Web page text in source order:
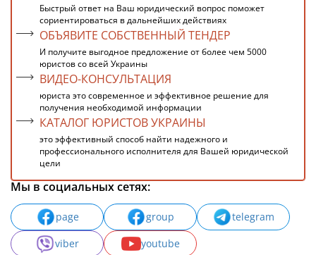
Быстрый ответ на Ваш юридический вопрос поможет
сориентироваться в дальнейших действиях
ОБЪЯВИТЕ СОБСТВЕННЫЙ ТЕНДЕР
И получите выгодное предложение от более чем 5000
юристов со всей Украины
ВИДЕО-КОНСУЛЬТАЦИЯ
юриста это современное и эффективное решение для
получения необходимой информации
КАТАЛОГ ЮРИСТОВ УКРАИНЫ
это эффективный способ найти надежного и
профессионального исполнителя для Вашей юридической
цели
Мы в социальных сетях:
page group
telegram
viber
youtube